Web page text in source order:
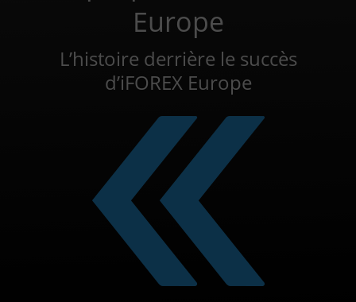
Europe
L’histoire derrière le succès
d’iFOREX Europe